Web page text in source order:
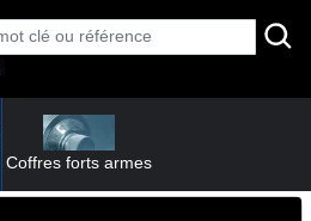
Coffres forts armes